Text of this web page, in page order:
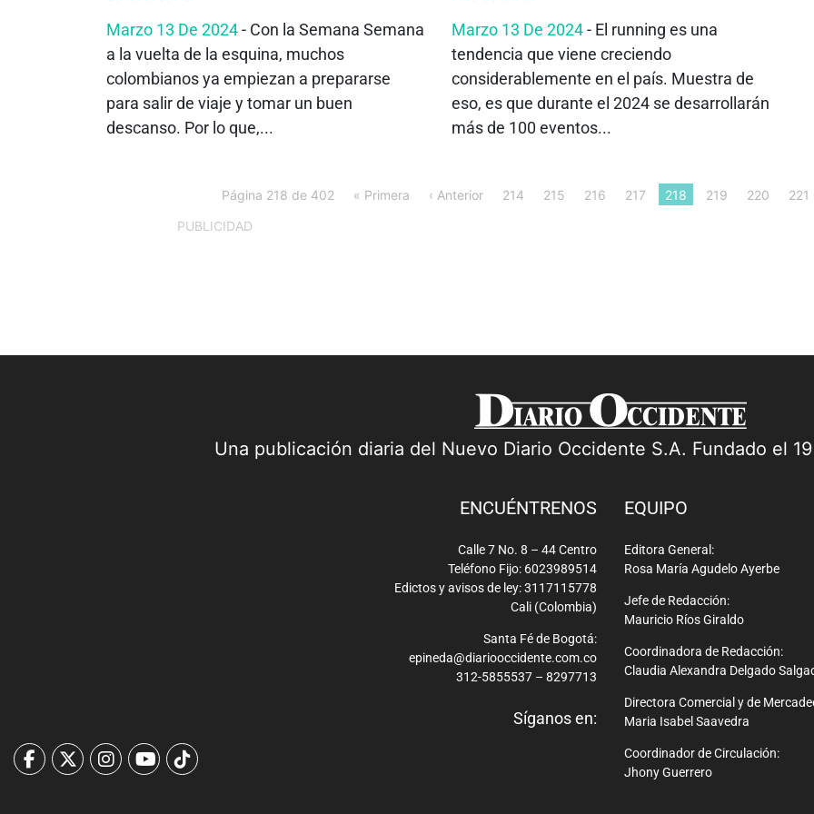
Marzo 13 De 2024- Con la Semana Semana
a la vuelta de la esquina, muchos
colombianos ya empiezan a prepararse
para salir de viaje y tomar un buen
descanso. Por lo que,...
Marzo 13 De 2024- El running es una
tendencia que viene creciendo
considerablemente en el país. Muestra de
eso, es que durante el 2024 se desarrollarán
más de 100 eventos...
Página 218 de 402 « Primera ‹ Anterior 214 215 216 217 218 219 220 221
PUBLICIDAD
Una publicación diaria del Nuevo Diario Occidente S.A. Fundado el
ENCUÉNTRENOS
Calle 7 No. 8 – 44 Centro
Teléfono Fijo: 6023989514
Edictos y avisos de ley: 3117115778
Cali (Colombia)
Santa Fé de Bogotá:
epineda@diariooccidente.com.co
312-5855537 – 8297713
Síganos en:
EQUIPO
Editora General:
Rosa María Agudelo Ayerbe
Jefe de Redacción:
Mauricio Ríos Giraldo
Coordinadora de Redacción:
Claudia Alexandra Delgado
Directora Comercial y de
Maria Isabel Saavedra
Coordinador de Circulación:
Jhony Guerrero